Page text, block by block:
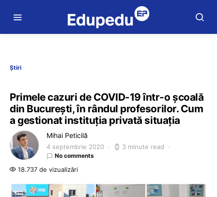
Știri
Primele cazuri de COVID-19 într-o școală
din București, în rândul profesorilor. Cum
a gestionat instituția privată situația
Mihai Peticilă
4 septembrie 2020 3 minute read
No comments
18.737 de vizualizări